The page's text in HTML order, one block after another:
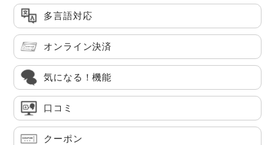
多言語対応
オンライン決済
気になる！機能
口コミ
クーポン